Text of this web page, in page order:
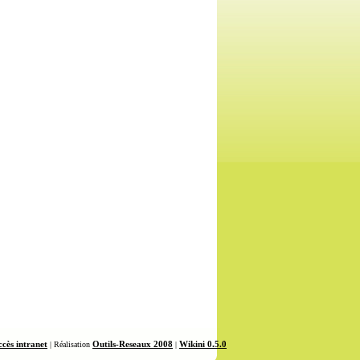
intranet | Réalisation Outils-Reseaux 2008 | Wikini 0.5.0